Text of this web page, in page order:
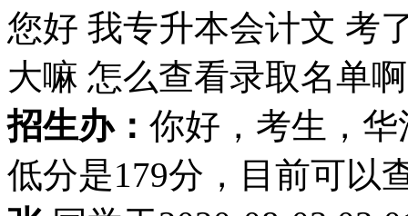
您好 我专升本会计文 考
大嘛 怎么查看录取名单啊
招生办： 你好，考生，
低分是179分，目前可以